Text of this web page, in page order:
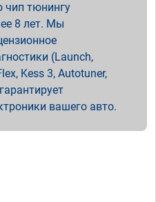
чип тюнингу
8 лет. Мы
(Launch,
Kess 3, Autotuner,
вашего авто.